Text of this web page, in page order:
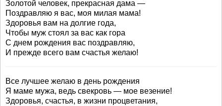
Золотой человек, прекрасная дама —
Поздравляю я вас, моя милая мама!
Здоровья вам на долгие года,
Чтобы муж стоял за вас как гора
С днем рождения вас поздравляю,
И прежде всего вам счастья желаю!
Все лучшее желаю в день рождения
Я маме мужа, ведь свекровь — мое везение!
Здоровья, счастья, в жизни процветания,